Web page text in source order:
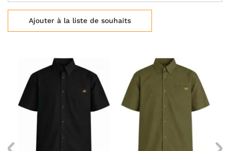
Ajouter à la liste de souhaits